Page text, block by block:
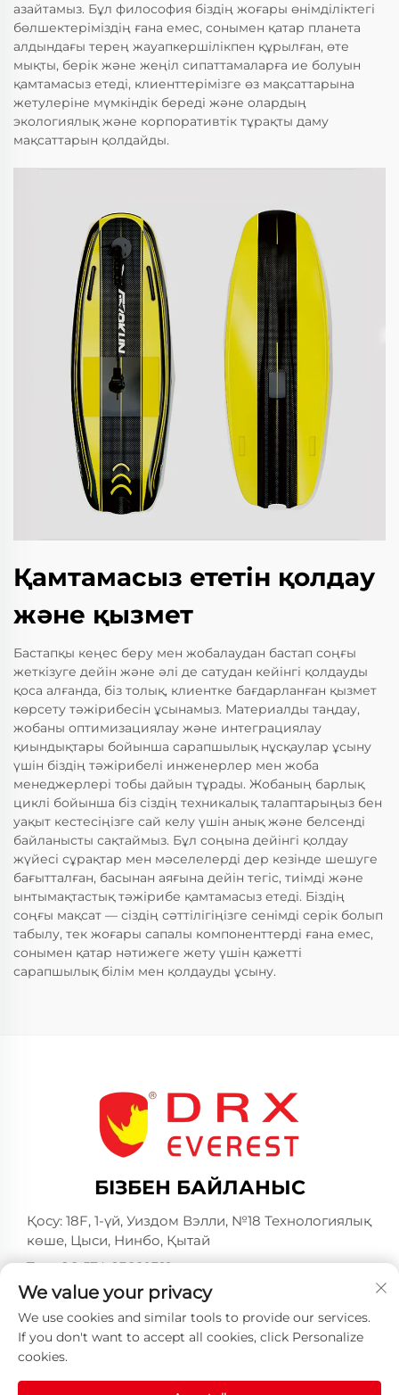
азайтамыз. Бұл философия біздің жоғары өнімділіктегі
бөлшектеріміздің ғана емес, сонымен қатар планета
алдындағы терең жауапкершілікпен құрылған, өте
мықты, берік және жеңіл сипаттамаларға ие болуын
қамтамасыз етеді, клиенттерімізге өз мақсаттарына
жетулеріне мүмкіндік береді және олардың
экологиялық және корпоративтік тұрақты даму
мақсаттарын қолдайды.
Қамтамасыз ететін қолдау
және қызмет
Бастапқы кеңес беру мен жобалаудан бастап соңғы
жеткізуге дейін және әлі де сатудан кейінгі қолдауды
қоса алғанда, біз толық, клиентке бағдарланған қызмет
көрсету тәжірибесін ұсынамыз. Материалды таңдау,
жобаны оптимизациялау және интеграциялау
қиындықтары бойынша сарапшылық нұсқаулар ұсыну
үшін біздің тәжірибелі инженерлер мен жоба
менеджерлері тобы дайын тұрады. Жобаның барлық
циклі бойынша біз сіздің техникалық талаптарыңыз бен
уақыт кестесіңізге сай келу үшін анық және белсенді
байланысты сақтаймыз. Бұл соңына дейінгі қолдау
жүйесі сұрақтар мен мәселелерді дер кезінде шешуге
бағытталған, басынан аяғына дейін тегіс, тиімді және
ынтымақтастық тәжірибе қамтамасыз етеді. Біздің
соңғы мақсат — сіздің сәттілігіңізге сенімді серік болып
табылу, тек жоғары сапалы компоненттерді ғана емес,
сонымен қатар нәтижеге жету үшін қажетті
сарапшылық білім мен қолдауды ұсыну.
БІЗБЕН БАЙЛАНЫС
Қосу: 18F, 1-үй, Уиздом Вэлли, №18 Технологиялық
көше, Цыси, Нинбо, Қытай
Тел:+86-574-23660321
Эл. пошта:[email protected]
We value your privacy
We use cookies and similar tools to provide our services.
If you don't want to accept all cookies, click Personalize
cookies.